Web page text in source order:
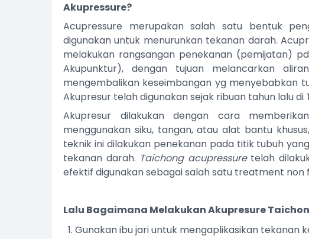
Akupressure?
Acupressure merupakan salah satu bentuk
digunakan untuk menurunkan tekanan darah.
melakukan rangsangan penekanan (pemijatan)
Akupunktur), dengan tujuan melancarkan
mengembalikan keseimbangan yg menyebabkan
Akupresur telah digunakan sejak ribuan tahun lalu di
Akupresur dilakukan dengan cara
menggunakan siku, tangan, atau alat bantu
teknik ini dilakukan penekanan pada titik tubuh
tekanan darah. Taichong acupressuretelah
efektif digunakan sebagai salah satu treatment non
Lalu Bagaimana Melakukan Akupresure
Gunakan ibu jari untuk mengaplikasikan tekanan